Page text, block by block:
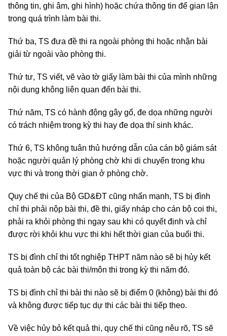
thông tin, ghi âm, ghi hình) hoặc chứa thông tin để gian lận
trong quá trình làm bài thi.
Thứ ba, TS đưa đề thi ra ngoài phòng thi hoặc nhận bài
giải từ ngoài vào phòng thi.
Thứ tư, TS viết, vẽ vào tờ giấy làm bài thi của mình những
nội dung không liên quan đến bài thi.
Thứ năm, TS có hành động gây gổ, đe dọa những người
có trách nhiệm trong kỳ thi hay đe dọa thí sinh khác.
Thứ 6, TS không tuân thủ hướng dẫn của cán bộ giám sát
hoặc người quản lý phòng chờ khi di chuyển trong khu
vực thi và trong thời gian ở phòng chờ.
Quy chế thi của Bộ GD&ĐT cũng nhấn mạnh, TS bị đình
chỉ thi phải nộp bài thi, đề thi, giấy nháp cho cán bộ coi thi,
phải ra khỏi phòng thi ngay sau khi có quyết định và chỉ
được rời khỏi khu vực thi khi hết thời gian của buổi thi.
TS bị đình chỉ thi tốt nghiệp THPT năm nào sẽ bị hủy kết
quả toàn bộ các bài thi/môn thi trong kỳ thi năm đó.
TS bị đình chỉ thi bài thi nào sẽ bị điểm 0 (không) bài thi đó
và không được tiếp tục dự thi các bài thi tiếp theo.
Về việc hủy bỏ kết quả thi, quy chế thi cũng nêu rõ, TS sẽ